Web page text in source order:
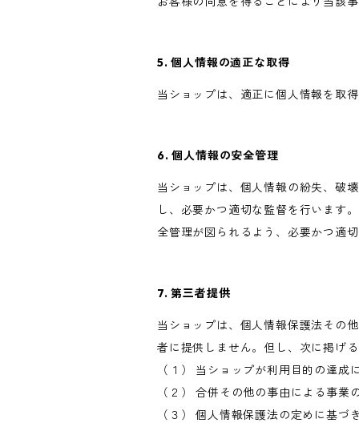
5. 個人情報の適正な取得
当ショップは、適正に個人情報を取
6. 個人情報の安全管理
当ショップは、個人情報の紛失、破
し、必要かつ適切な監督を行います
全管理が図られるよう、必要かつ適切
7. 第三者提供
当ショップは、個人情報保護法その
者に提供しません。但し、次に掲げ
（１） 当ショップが利用目的の達
（２） 合併その他の事由による事
（３） 個人情報保護法の定めに基づ